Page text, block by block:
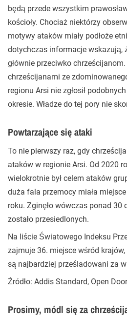
będą przede wszystkim
kościoły. Chociaż niektórzy
motywy ataków miały podłoże
dotychczas informacje wskazują,
głównie przeciwko
chrześcijanami ze
regionu Arsi nie zgłosił
okresie. Władze do tej pory nie
Powtarzające się ataki
To nie pierwszy raz, gdy
ataków w regionie Arsi. Od 2020
wielokrotnie był celem ataków
duża fala przemocy miała
roku. Zginęło wówczas ponad 30
zostało przesiedlonych.
Na liście Światowego Indeksu
zajmuje 36. miejsce wśród
są najbardziej prześladowani za
Źródło: Addis Standard, Open
Prosimy, módl się za